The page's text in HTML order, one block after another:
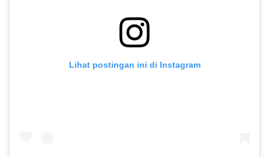
Lihat postingan ini di Instagram